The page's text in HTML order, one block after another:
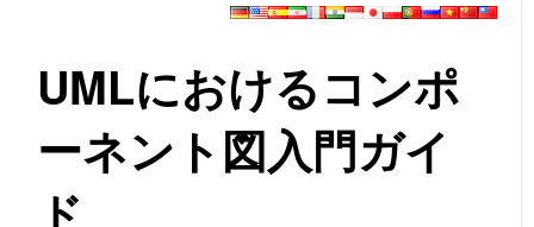
UMLにおけるコンポ
ーネント図入門ガイ
ド